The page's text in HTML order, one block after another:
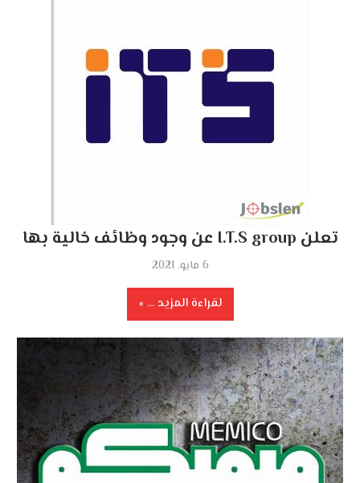
تعلن I.T.S group عن وجود وظائف خالية بها
6 مايو، 2021
لقراءة المزيد ...